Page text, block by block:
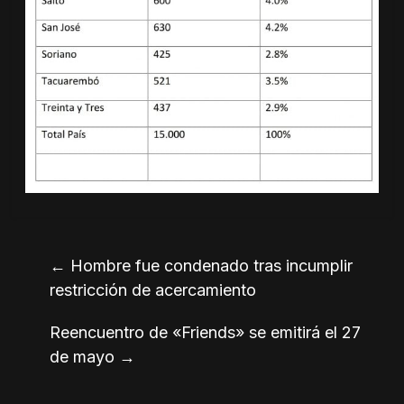
← Hombre fue condenado tras incumplir
restricción de acercamiento
Reencuentro de «Friends» se emitirá el 27
de mayo →